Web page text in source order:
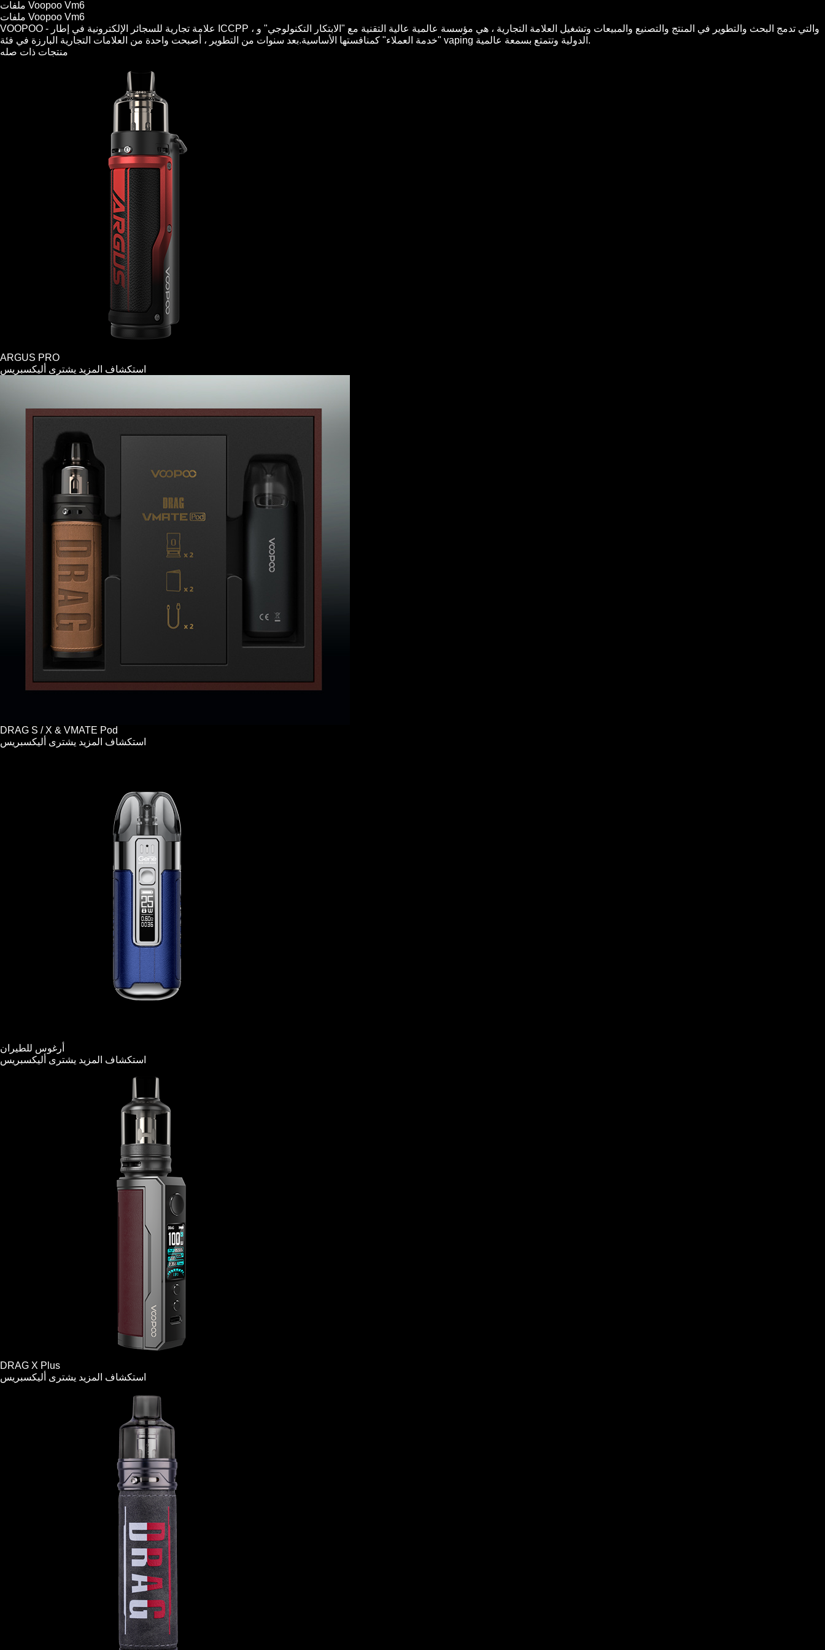
ملفات Voopoo Vm6
ملفات Voopoo Vm6
VOOPOO - علامة تجارية للسجائر الإلكترونية في إطار ICCPP ، والتي تدمج البحث والتطوير في المنتج والتصنيع والمبيعات وتشغيل العلامة التجارية ، هي مؤسسة عالمية عالية التقنية مع "الابتكار التكنولوجي" و
"خدمة العملاء" كمنافستها الأساسية.بعد سنوات من التطوير ، أصبحت واحدة من العلامات التجارية البارزة في فئة vaping الدولية وتتمتع بسمعة عالمية.
منتجات ذات صله
ARGUS PRO
استكشاف المزيد يشترى أليكسبريس
DRAG S / X & VMATE Pod
استكشاف المزيد يشترى أليكسبريس
أرغوس للطيران
استكشاف المزيد يشترى أليكسبريس
DRAG X Plus
استكشاف المزيد يشترى أليكسبريس